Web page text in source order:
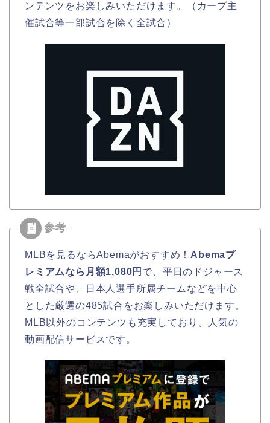
ンテンツをお楽しみいただけます。（カープ主
催試合等一部試合を除く全試合）
MLBを見るならAbemaがおすすめ！ Abemaプ
レミアムなら月額1,080円 で、平日のドジャース
戦全試合や、日本人選手所属チームなどを中心
とした厳選の485試合をお楽しみいただけます。
MLB以外のコンテンツも充実しており、人気の
動画配信サービスです。